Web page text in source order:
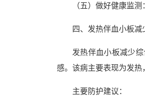
（五）做好健康监
四、发热伴血小板减
发热伴血小板减少
感。该病主要表现为发热
主要防护建议：